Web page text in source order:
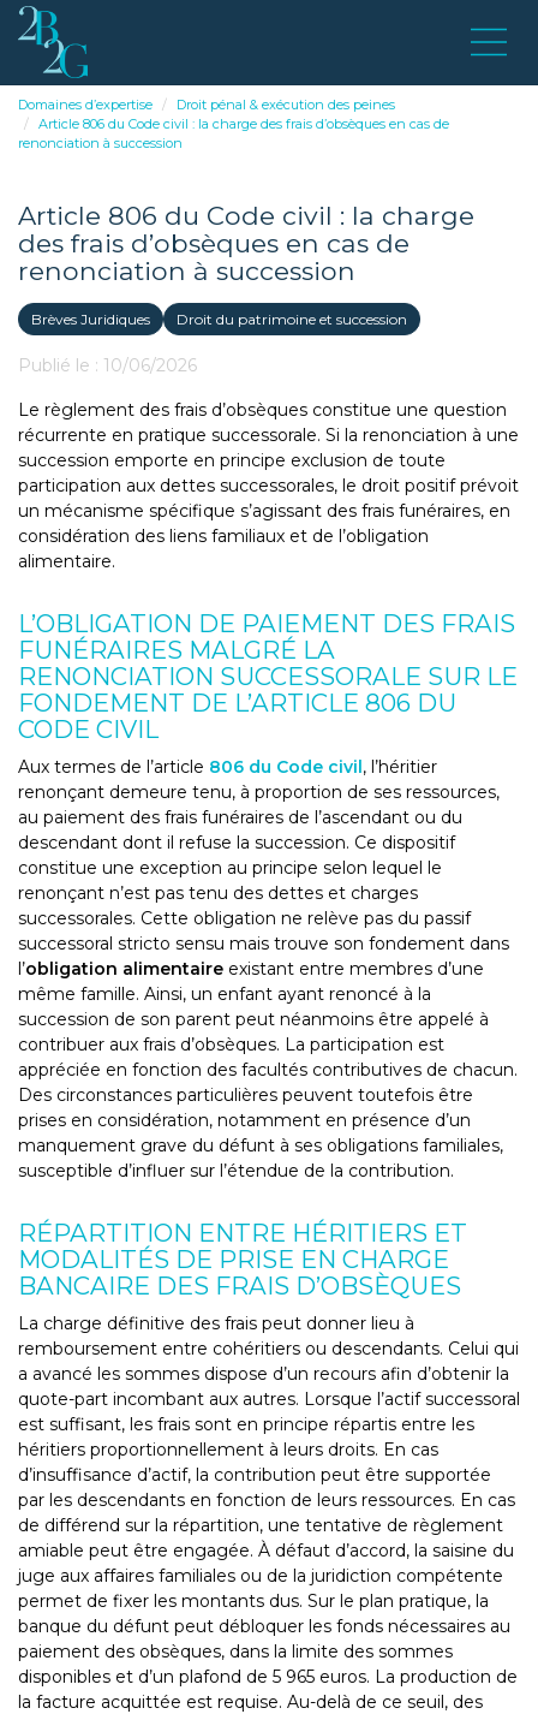
Domaines d’expertise
Droit pénal & exécution des peines
Article 806 du Code civil : la charge des frais d’obsèques en cas de
renonciation à succession
Article 806 du Code civil : la charge
des frais d’obsèques en cas de
renonciation à succession
Publié le : 10/06/2026
Brèves Juridiques Droit du patrimoine et succession
Le règlement des frais d’obsèques constitue une question
récurrente en pratique successorale. Si la renonciation à une
succession emporte en principe exclusion de toute
participation aux dettes successorales, le droit positif prévoit
un mécanisme spécifique s’agissant des frais funéraires, en
considération des liens familiaux et de l’obligation
alimentaire.
L’OBLIGATION DE PAIEMENT DES FRAIS
FUNÉRAIRES MALGRÉ LA
RENONCIATION SUCCESSORALE SUR LE
FONDEMENT DE L’ARTICLE 806 DU
CODE CIVIL
Aux termes de l’article 806 du Code civil, l’héritier
renonçant demeure tenu, à proportion de ses ressources,
au paiement des frais funéraires de l’ascendant ou du
descendant dont il refuse la succession. Ce dispositif
constitue une exception au principe selon lequel le
renonçant n’est pas tenu des dettes et charges
successorales. Cette obligation ne relève pas du passif
successoral stricto sensu mais trouve son fondement dans
l’obligation alimentaire existant entre membres d’une
même famille. Ainsi, un enfant ayant renoncé à la
succession de son parent peut néanmoins être appelé à
contribuer aux frais d’obsèques. La participation est
appréciée en fonction des facultés contributives de chacun.
Des circonstances particulières peuvent toutefois être
prises en considération, notamment en présence d’un
manquement grave du défunt à ses obligations familiales,
susceptible d’influer sur l’étendue de la contribution.
RÉPARTITION ENTRE HÉRITIERS ET
MODALITÉS DE PRISE EN CHARGE
BANCAIRE DES FRAIS D’OBSÈQUES
La charge définitive des frais peut donner lieu à
remboursement entre cohéritiers ou descendants. Celui qui
a avancé les sommes dispose d’un recours afin d’obtenir la
quote-part incombant aux autres. Lorsque l’actif successoral
est suffisant, les frais sont en principe répartis entre les
héritiers proportionnellement à leurs droits. En cas
d’insuffisance d’actif, la contribution peut être supportée
par les descendants en fonction de leurs ressources. En cas
de différend sur la répartition, une tentative de règlement
amiable peut être engagée. À défaut d’accord, la saisine du
juge aux affaires familiales ou de la juridiction compétente
permet de fixer les montants dus. Sur le plan pratique, la
banque du défunt peut débloquer les fonds nécessaires au
paiement des obsèques, dans la limite des sommes
disponibles et d’un plafond de 5 965 euros. La production de
la facture acquittée est requise. Au-delà de ce seuil, des